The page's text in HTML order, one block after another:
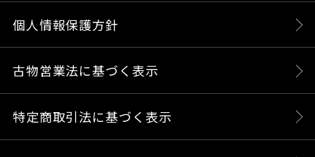
個人情報保護方針
古物営業法に基づく表示
特定商取引法に基づく表示